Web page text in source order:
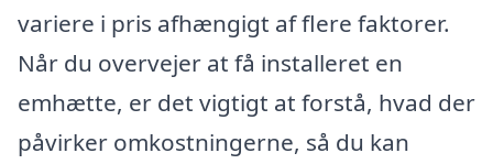
variere i pris afhængigt af flere faktorer.
Når du overvejer at få installeret en
emhætte, er det vigtigt at forstå, hvad der
påvirker omkostningerne, så du kan